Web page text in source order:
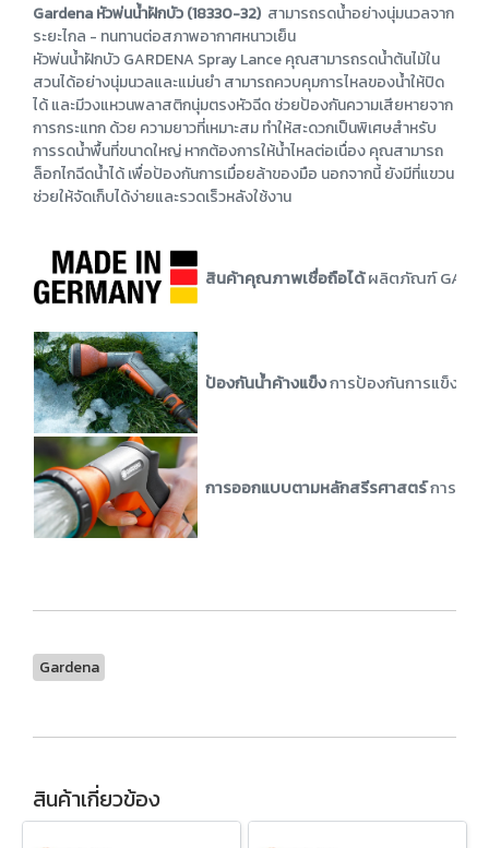
Gardena หัวพ่นน้ำฝักบัว (18330-32) สามารถรดน้ำอย่างนุ่มนวลจาก
ระยะไกล - ทนทานต่อสภาพอากาศหนาวเย็น
หัวพ่นน้ำฝักบัว GARDENA Spray Lance คุณสามารถรดน้ำต้นไม้ใน
สวนได้อย่างนุ่มนวลและแม่นยำ สามารถควบคุมการไหลของน้ำให้ปิด
ได้ และมีวงแหวนพลาสติกนุ่มตรงหัวฉีด ช่วยป้องกันความเสียหายจาก
การกระแทก ด้วย ความยาวที่เหมาะสม ทำให้สะดวกเป็นพิเศษสำหรับ
การรดน้ำพื้นที่ขนาดใหญ่ หากต้องการให้น้ำไหลต่อเนื่อง คุณสามารถ
ล็อกไกฉีดน้ำได้ เพื่อป้องกันการเมื่อยล้าของมือ นอกจากนี้ ยังมีที่แขวน
ช่วยให้จัดเก็บได้ง่ายและรวดเร็วหลังใช้งาน
สินค้าคุณภาพเชื่อถือได้ผลิตภัณฑ์
ป้องกันน้ำค้างแข็งการป้องกันการแข็งตัว
การออกแบบตามหลักสรีรศาสตร์การออก
Gardena
สินค้าเกี่ยวข้อง